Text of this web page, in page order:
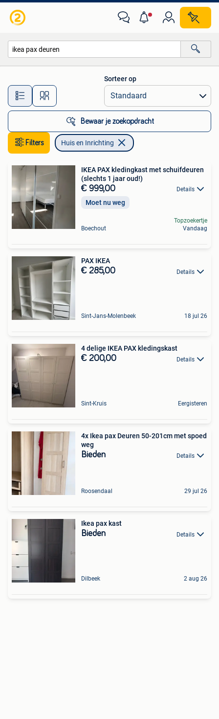
Alle afstanden…
Sorteer op
Bewaar je zoekopdracht
Filters Huis en Inrichting
IKEA PAX kledingkast met schuifdeuren
(slechts 1 jaar oud!)
€ 999,00 Details
Moet nu weg
Boechout
Topzoekertje
Vandaag
PAX IKEA
€ 285,00 Details
Sint-Jans-Molenbeek 18 jul 26
4 delige IKEA PAX kledingskast
€ 200,00 Details
Sint-Kruis Eergisteren
4x Ikea pax Deuren 50-201cm met spoed
weg
Bieden Details
Roosendaal 29 jul 26
Ikea pax kast
Bieden Details
Dilbeek 2 aug 26